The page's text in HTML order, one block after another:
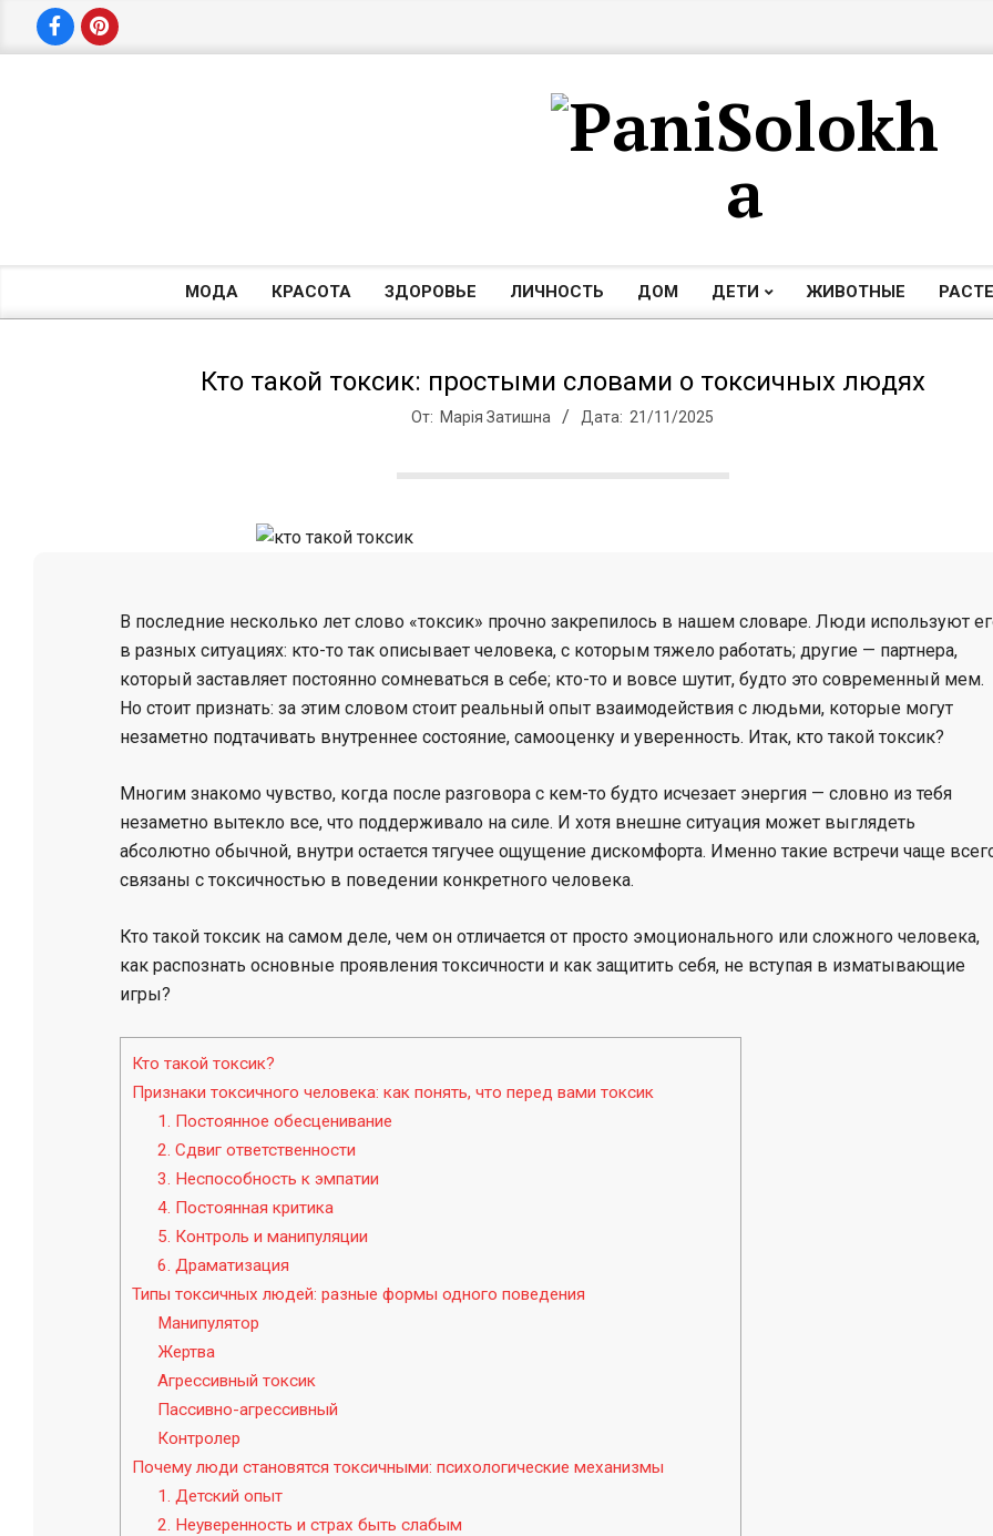
Перейти
а
н
л
о
х
а
Главное
МОДА КРАСОТА ЗДОРОВЬЕ ЛИЧНОСТЬ ДОМ ДЕТИ ЖИВОТНЫЕ
Кто такой токсик: простыми словами о токсичных людях
От: Марія Затишна Дата: 21/11/2025
В последние несколько лет слово «токсик» прочно закрепилось в нашем словаре. Люди используют
в разных ситуациях: кто-то так описывает человека, с которым тяжело работать; другие — партнера,
который заставляет постоянно сомневаться в себе; кто-то и вовсе шутит, будто это современный мем.
Но стоит признать: за этим словом стоит реальный опыт взаимодействия с людьми, которые могут
незаметно подтачивать внутреннее состояние, самооценку и уверенность. Итак, кто такой токсик?
Многим знакомо чувство, когда после разговора с кем-то будто исчезает энергия — словно из тебя
незаметно вытекло все, что поддерживало на силе. И хотя внешне ситуация может выглядеть
абсолютно обычной, внутри остается тягучее ощущение дискомфорта. Именно такие встречи чаще
связаны с токсичностью в поведении конкретного человека.
Кто такой токсик на самом деле, чем он отличается от просто эмоционального или сложного человека,
как распознать основные проявления токсичности и как защитить себя, не вступая в изматывающие
игры?
Кто такой токсик?
Признаки токсичного человека: как понять, что перед вами токсик
1. Постоянное обесценивание
2. Сдвиг ответственности
3. Неспособность к эмпатии
4. Постоянная критика
5. Контроль и манипуляции
6. Драматизация
Типы токсичных людей: разные формы одного поведения
Манипулятор
Жертва
Агрессивный токсик
Пассивно-агрессивный
Контролер
Почему люди становятся токсичными: психологические механизмы
1. Детский опыт
2. Неуверенность и страх быть слабым